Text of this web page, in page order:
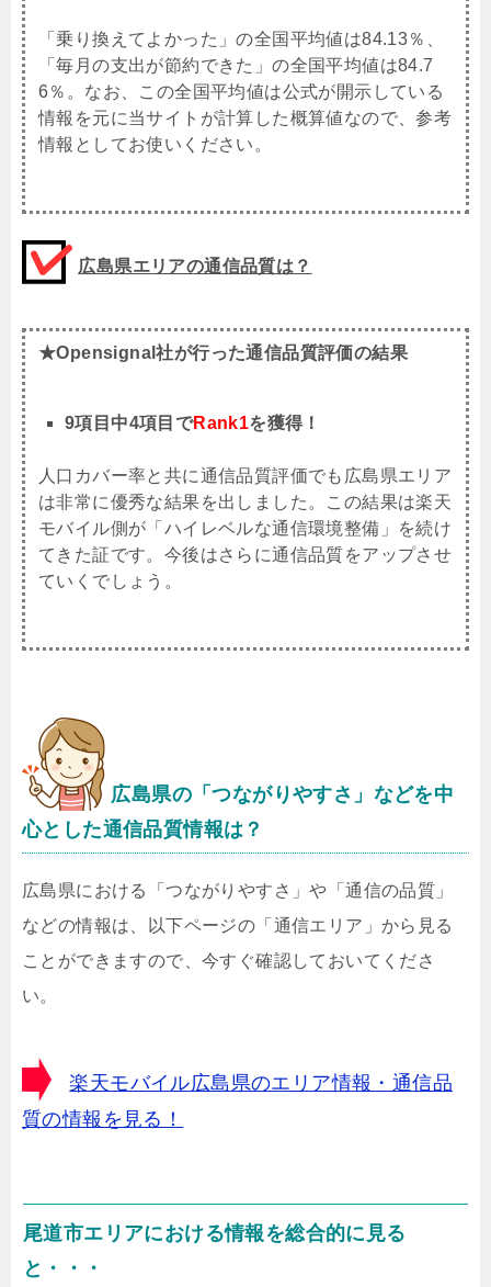
「乗り換えてよかった」の全国平均値は84.13％、
「毎月の支出が節約できた」の全国平均値は84.7
6％。なお、この全国平均値は公式が開示している
情報を元に当サイトが計算した概算値なので、参考
情報としてお使いください。
広島県エリアの通信品質は？
★Opensignal社が行った通信品質評価の結果
9項目中4項目でRank1を獲得！
人口カバー率と共に通信品質評価でも広島県エリア
は非常に優秀な結果を出しました。この結果は楽天
モバイル側が「ハイレベルな通信環境整備」を続け
てきた証です。今後はさらに通信品質をアップさせ
ていくでしょう。
広島県の「つながりやすさ」などを中
心とした通信品質情報は？
広島県における「つながりやすさ」や「通信の品質」
などの情報は、以下ページの「通信エリア」から見る
ことができますので、今すぐ確認しておいてくださ
い。
楽天モバイル広島県のエリア情報・通信品
質の情報を見る！
尾道市エリアにおける情報を総合的に見る
と・・・